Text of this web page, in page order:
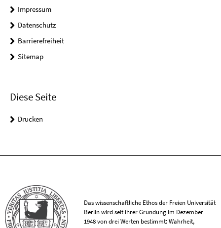
Impressum
Datenschutz
Barrierefreiheit
Sitemap
Diese Seite
Drucken
Das wissenschaftliche Ethos der Freien Universität
Berlin wird seit ihrer Gründung im Dezember
1948 von drei Werten bestimmt: Wahrheit,